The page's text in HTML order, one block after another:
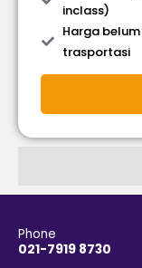
inclass)
Harga
trasportasi
Phone
021-7919 8730